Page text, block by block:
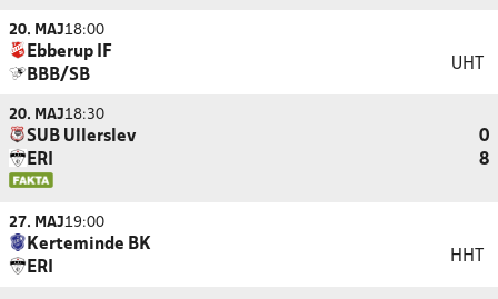
20. MAJ18:00
Ebberup IF
BBB/SB
UHT
20. MAJ18:30
SUB Ullerslev
0
ERI
8
27. MAJ19:00
Kerteminde BK
ERI
HHT